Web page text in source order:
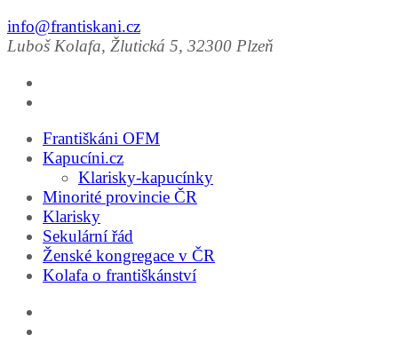
info@frantiskani.cz
Luboš Kolafa, Žlutická 5, 32300 Plzeň
Františkáni OFM
Kapucíni.cz
Klarisky-kapucínky
Minorité provincie ČR
Klarisky
Sekulární řád
Ženské kongregace v ČR
Kolafa o františkánství